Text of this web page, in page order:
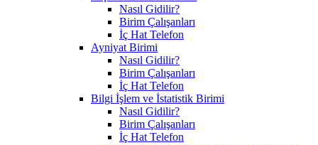
Nasıl Gidilir?
Birim Çalışanları
İç Hat Telefon
Ayniyat Birimi
Nasıl Gidilir?
Birim Çalışanları
İç Hat Telefon
Bilgi İşlem ve İstatistik Birimi
Nasıl Gidilir?
Birim Çalışanları
İç Hat Telefon